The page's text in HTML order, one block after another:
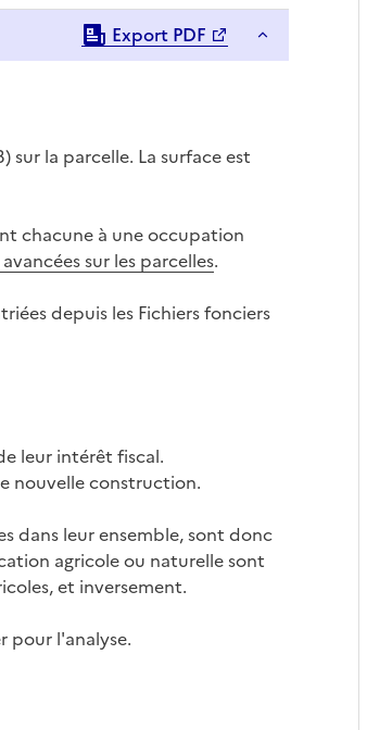
Export PDF
sur la parcelle. La surface est
chacune à une occupation
sur les parcelles.
depuis les Fichiers fonciers
leur intérêt fiscal.
nouvelle construction.
dans leur ensemble, sont donc
agricole ou naturelle sont
et inversement.
pour l'analyse.